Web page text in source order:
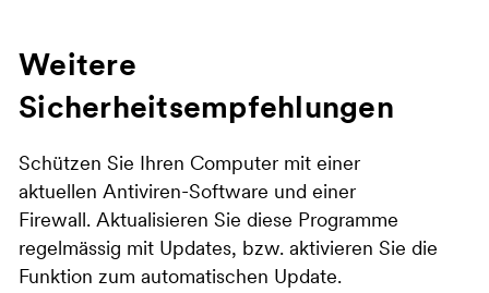
Weitere
Sicherheitsempfehlungen
Schützen Sie Ihren Computer mit einer
aktuellen Antiviren-Software und einer
Firewall. Aktualisieren Sie diese Programme
regelmässig mit Updates, bzw. aktivieren Sie die
Funktion zum automatischen Update.